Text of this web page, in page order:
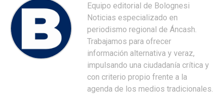
Equipo editorial de Bolognesi
Noticias especializado en
periodismo regional de Áncash.
Trabajamos para ofrecer
información alternativa y veraz,
impulsando una ciudadanía crítica y
con criterio propio frente a la
agenda de los medios tradicionales.